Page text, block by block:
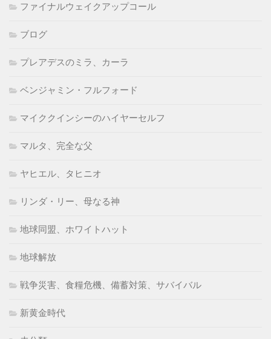
ファイナルウェイクアップコール
ブログ
プレアデスのミラ、カーラ
ベンジャミン・フルフォード
マイククインシーのハイヤーセルフ
マルタ、完全な父
ヤヒエル、タヒニオ
リンダ・リー、母なる神
地球同盟、ホワイトハット
地球解放
戦争災害、食糧危機、備蓄対策、サバイバル
新黄金時代